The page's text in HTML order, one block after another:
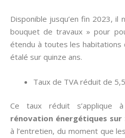
Disponible jusqu’en fin 2023, il
bouquet de travaux » pour
étendu à toutes les
étalé sur quinze ans.
Taux de TVA réduit de
Ce taux réduit s’applique
rénovation énergétiques sur
à l’entretien, du moment que